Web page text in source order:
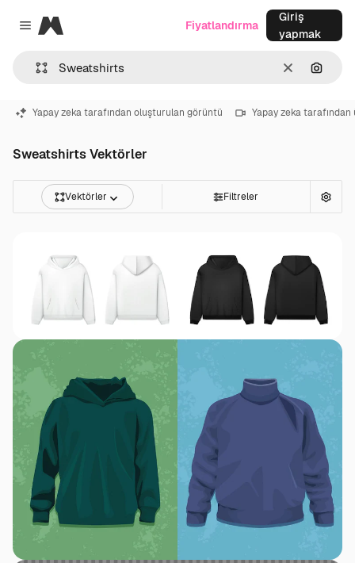
Close menu
Magnific
Temizlemek
Fiyatlandırma
Giriş
yapmak
Yapay zeka tarafından oluşturulan görüntü Yapay zeka
Sweatshirts Vektörler
Vektörler Filtreler